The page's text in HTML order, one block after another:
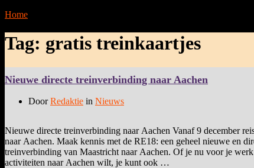
Home
Tag: gratis treinkaartjes
Nieuwe directe treinverbinding naar Aachen
DoorRedaktie in Nieuws
Nieuwe directe treinverbinding naar Aachen Vanaf 9 december
naar Aachen. Maak kennis met de RE18: een geheel nieuwe en
treinverbinding van Maastricht naar Aachen. Of je nu voor je
activiteiten naar Aachen wilt, je kunt ook …